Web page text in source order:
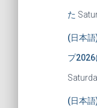
た
(日本
プ
(日本